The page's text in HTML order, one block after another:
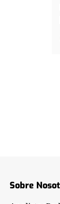
Sobre